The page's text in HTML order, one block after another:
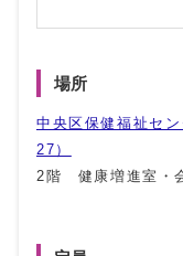
場所
中央区保健福祉セ
27）
2階 健康増進室・